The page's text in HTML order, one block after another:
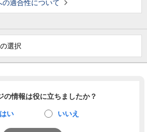
適合性について
選択
の情報は役に立ちましたか？
はい いいえ